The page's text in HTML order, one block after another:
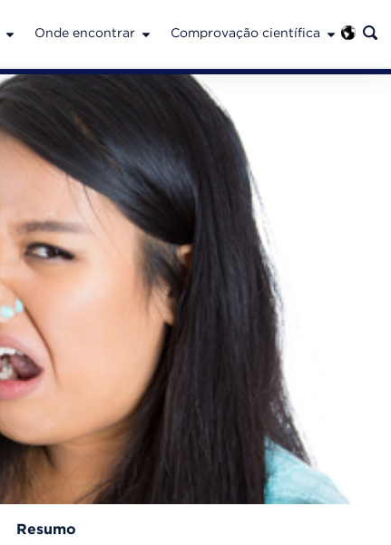
Onde encontrar Comprovação científica
Resumo